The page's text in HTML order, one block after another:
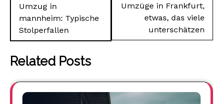
Umzug in
mannheim: Typische
Stolperfallen
Umzüge in Frankfurt,
etwas, das viele
unterschätzen
Related Posts